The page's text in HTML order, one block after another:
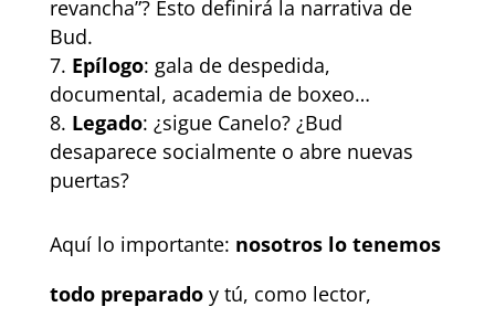
revancha”? Esto definirá la narrativa de
Bud.
Epílogo: gala de despedida,
documental, academia de boxeo…
Legado: ¿sigue Canelo? ¿Bud
desaparece socialmente o abre nuevas
puertas?
Aquí lo importante: nosotros lo tenemos
todo preparadoy tú, como lector,